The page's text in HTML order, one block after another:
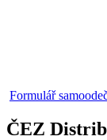
Formulář
ČEZ